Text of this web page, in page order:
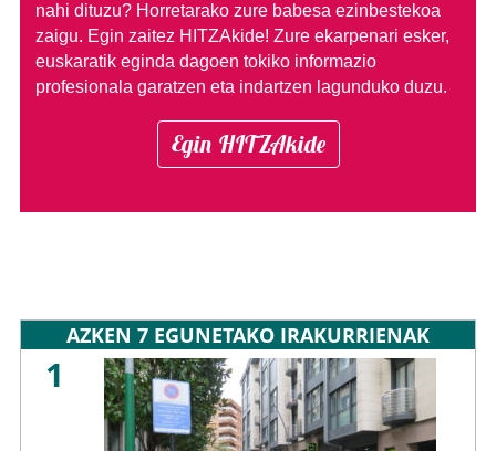
nahi dituzu? Horretarako zure babesa ezinbestekoa
zaigu. Egin zaitez HITZAkide! Zure ekarpenari esker,
euskaratik eginda dagoen tokiko informazio
profesionala garatzen eta indartzen lagunduko duzu.
Egin HITZAkide
AZKEN 7 EGUNETAKO IRAKURRIENAK
1